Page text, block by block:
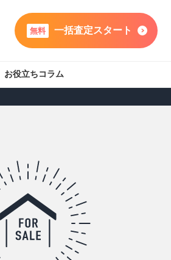
無料 一括査定スタート
お役立ちコラム